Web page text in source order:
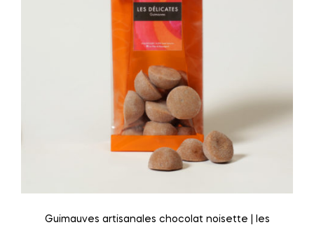
Guimauves artisanales chocolat noisette | les